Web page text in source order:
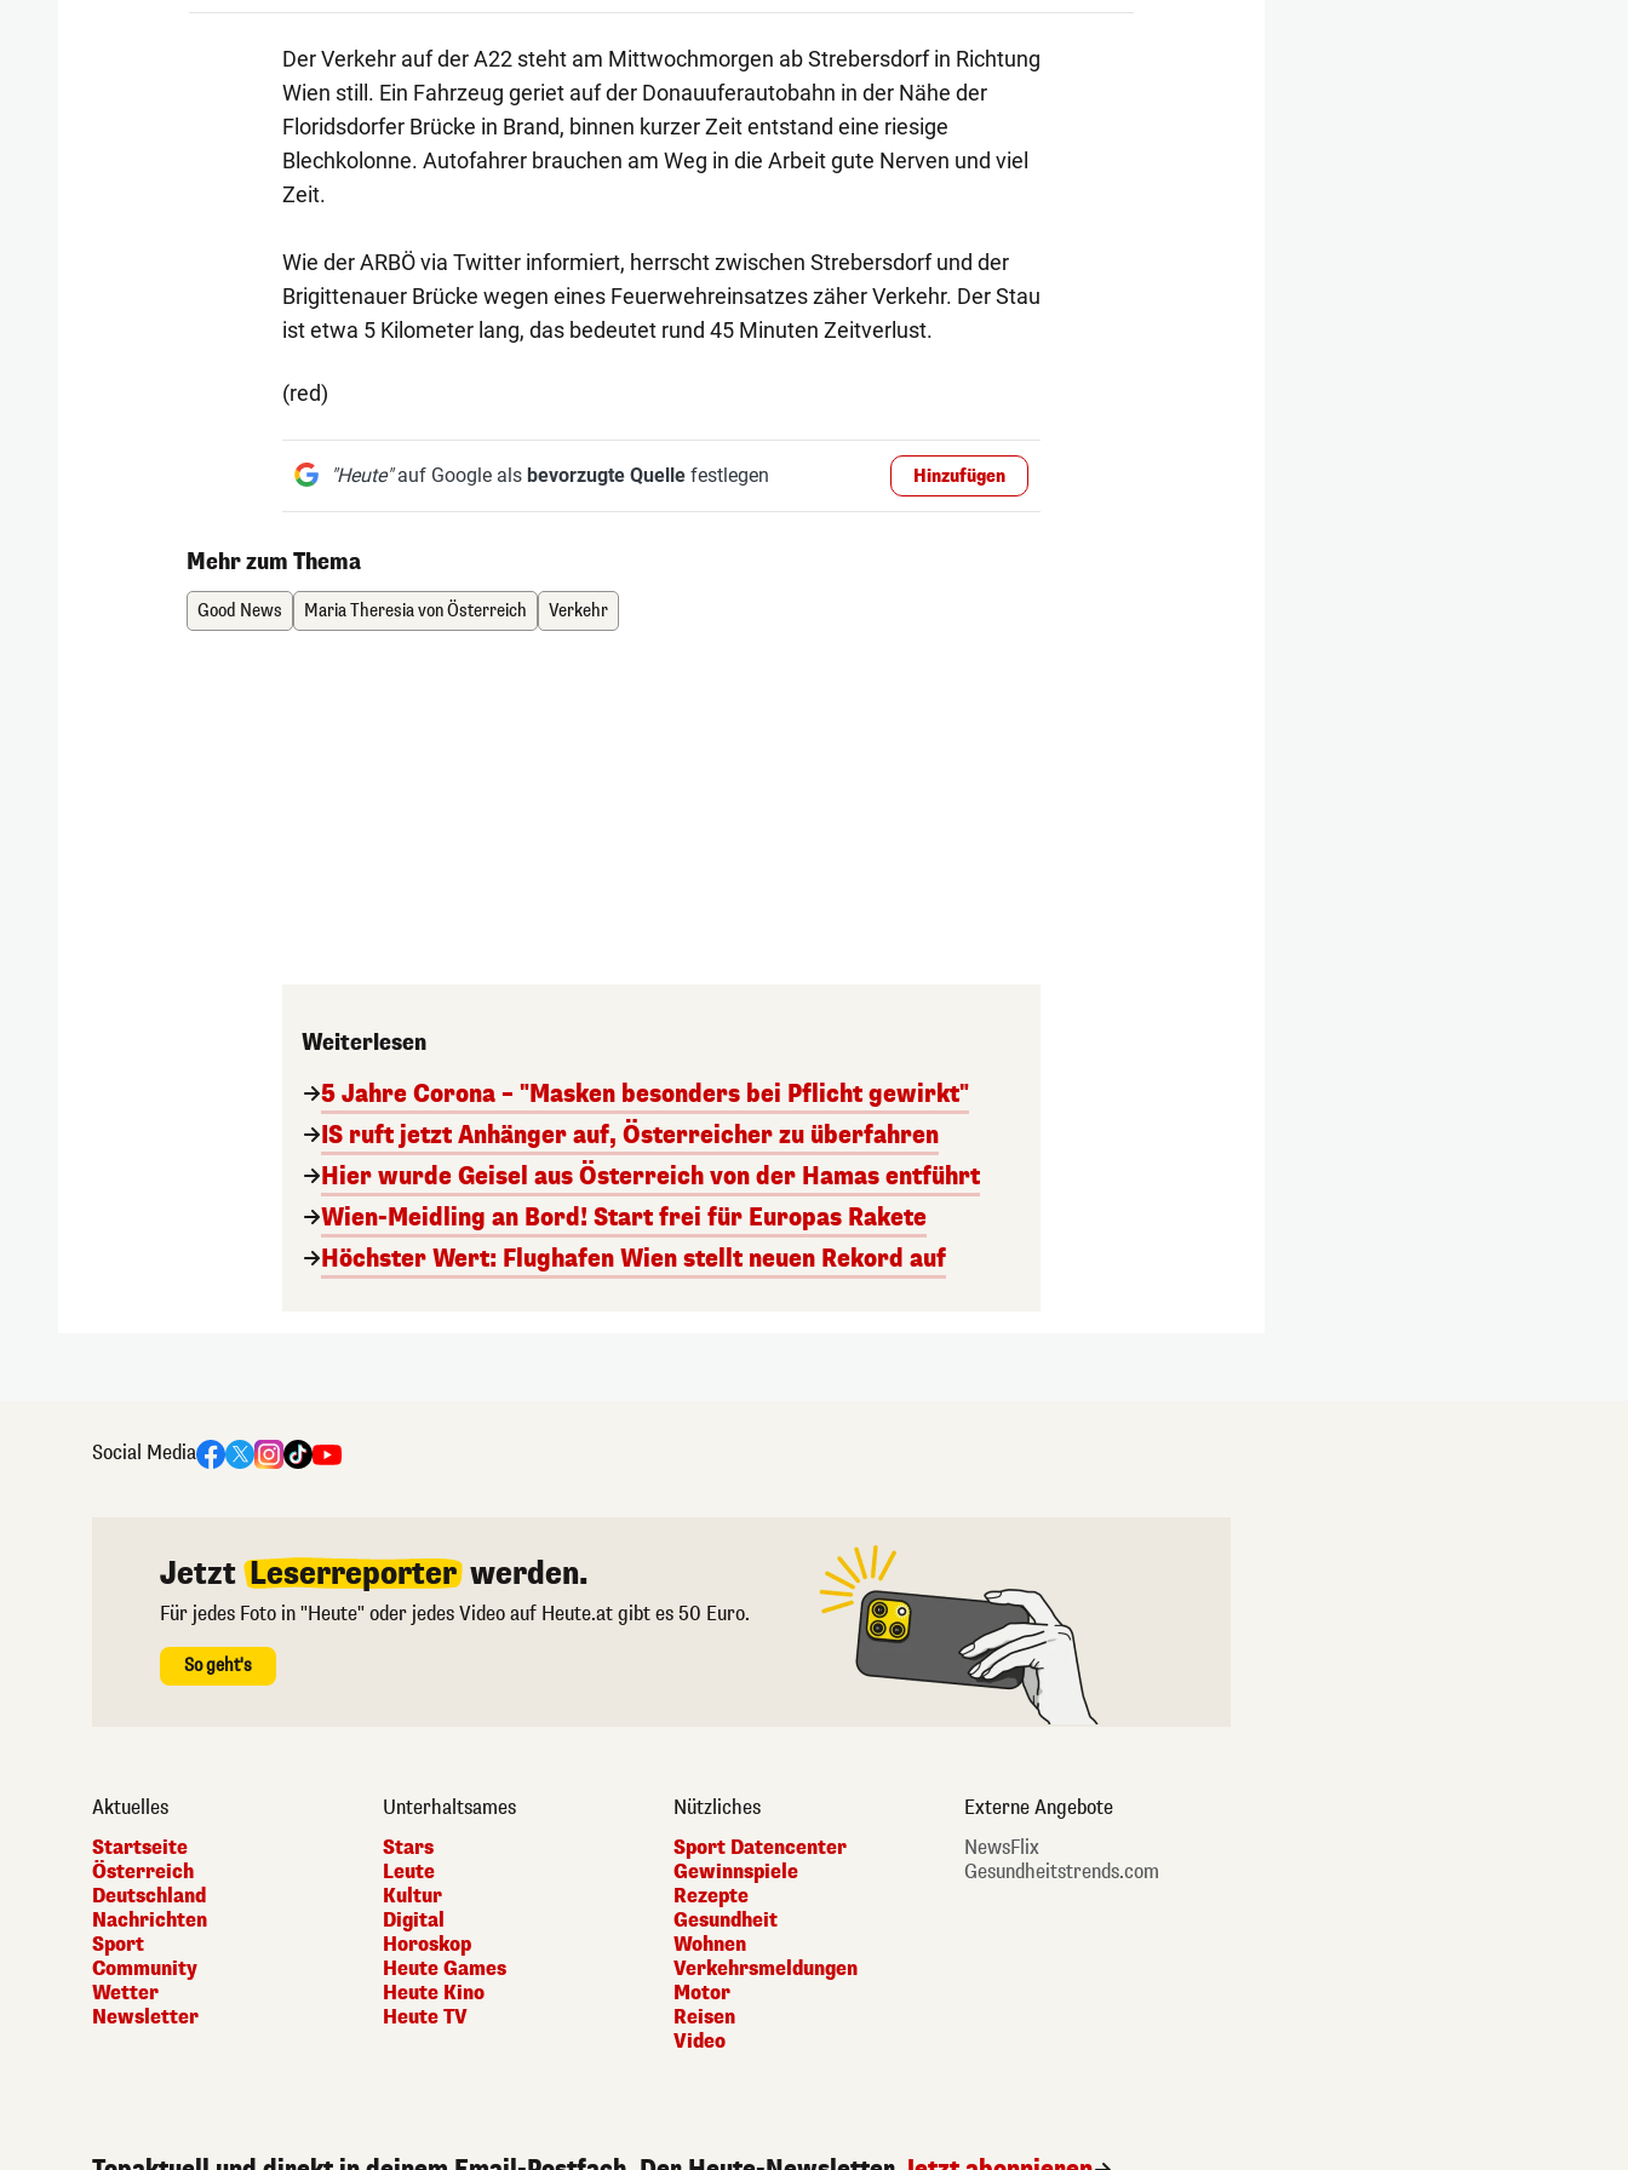
Der Verkehr auf der A22 steht am Mittwochmorgen ab Strebersdorf in Richtung
Wien still. Ein Fahrzeug geriet auf der Donauuferautobahn in der Nähe der
Floridsdorfer Brücke in Brand, binnen kurzer Zeit entstand eine riesige
Blechkolonne. Autofahrer brauchen am Weg in die Arbeit gute Nerven und viel
Zeit.
Wie der ARBÖ via Twitter informiert, herrscht zwischen Strebersdorf und der
Brigittenauer Brücke wegen eines Feuerwehreinsatzes zäher Verkehr. Der Stau
ist etwa 5 Kilometer lang, das bedeutet rund 45 Minuten Zeitverlust.
(red)
"Heute"auf Google als bevorzugte Quellefestlegen Hinzufügen
Mehr zum Thema
Good News Maria Theresia von Österreich Verkehr
Weiterlesen
5 Jahre Corona – "Masken besonders bei Pflicht gewirkt"
IS ruft jetzt Anhänger auf, Österreicher zu überfahren
Hier wurde Geisel aus Österreich von der Hamas entführt
Wien-Meidling an Bord! Start frei für Europas Rakete
Höchster Wert: Flughafen Wien stellt neuen Rekord auf
Social Media
Jetzt Leserreporter werden.
Für jedes Foto in "Heute" oder jedes Video auf Heute.at gibt es 50 Euro.
So geht's
Aktuelles
Startseite
Österreich
Deutschland
Nachrichten
Sport
Community
Wetter
Newsletter
Unterhaltsames
Stars
Leute
Kultur
Digital
Horoskop
Heute Games
Heute Kino
Heute TV
Nützliches
Sport Datencenter
Gewinnspiele
Rezepte
Gesundheit
Wohnen
Verkehrsmeldungen
Motor
Reisen
Video
Externe Angebote
NewsFlix
Gesundheitstrends.com